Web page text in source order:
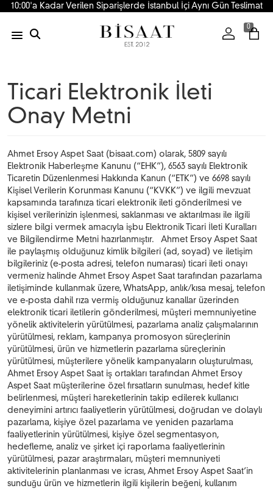
10:00'a Kadar Verilen Siparişlerde İstanbul İçi Aynı Gün Teslimat
0
Ticari Elektronik İleti
Onay Metni
Ahmet Ersoy Aspet Saat (bisaat.com) olarak, 5809 sayılı
Elektronik Haberleşme Kanunu (“EHK”), 6563 sayılı Elektronik
Ticaretin Düzenlenmesi Hakkında Kanun (“ETK”) ve 6698 sayılı
Kişisel Verilerin Korunması Kanunu (“KVKK”) ve ilgili mevzuat
kapsamında tarafınıza ticari elektronik ileti gönderilmesi ve
kişisel verilerinizin işlenmesi, saklanması ve aktarılması ile ilgili
sizlere bilgi vermek amacıyla işbu Elektronik Ticari İleti Kuralları
ve Bilgilendirme Metni hazırlanmıştır. Ahmet Ersoy Aspet Saat
ile paylaşmış olduğunuz kimlik bilgileri (ad, soyad) ve iletişim
bilgileriniz (e-posta adresi, telefon numarası) ticari ileti onayı
vermeniz halinde Ahmet Ersoy Aspet Saat tarafından pazarlama
iletişiminde kullanmak üzere, WhatsApp, anlık/kısa mesaj, telefon
ve e-posta dahil rıza vermiş olduğunuz kanallar üzerinden
elektronik ticari iletilerin gönderilmesi, müşteri memnuniyetine
yönelik aktivitelerin yürütülmesi, pazarlama analiz çalışmalarının
yürütülmesi, reklam, kampanya promosyon süreçlerinin
yürütülmesi, ürün ve hizmetlerin pazarlama süreçlerinin
yürütülmesi, müşterilere yönelik kampanyaların oluşturulması,
Ahmet Ersoy Aspet Saat iş ortakları tarafından Ahmet Ersoy
Aspet Saat müşterilerine özel fırsatların sunulması, hedef kitle
belirlenmesi, müşteri hareketlerinin takip edilerek kullanıcı
deneyimini artırıcı faaliyetlerin yürütülmesi, doğrudan ve dolaylı
pazarlama, kişiye özel pazarlama ve yeniden pazarlama
faaliyetlerinin yürütülmesi, kişiye özel segmentasyon,
hedefleme, analiz ve şirket içi raporlama faaliyetlerinin
yürütülmesi, pazar araştırmaları, müşteri memnuniyeti
aktivitelerinin planlanması ve icrası, Ahmet Ersoy Aspet Saat’in
sunduğu ürün ve hizmetlerin ilgili kişilerin beğeni, kullanım